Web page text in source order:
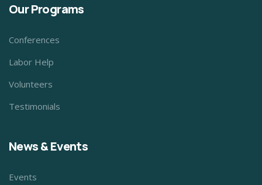
Our Programs
Conferences
Labor Help
Volunteers
Testimonials
News & Events
Events